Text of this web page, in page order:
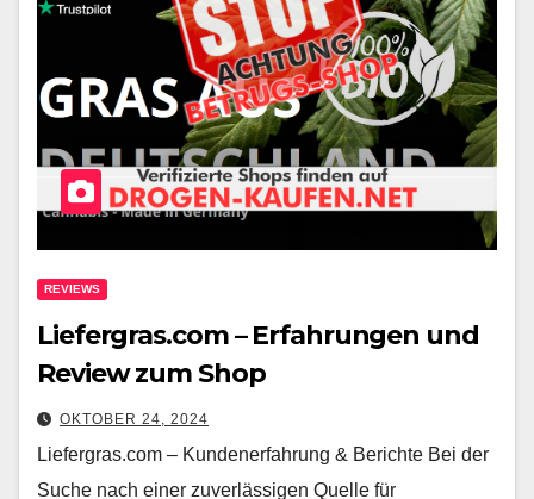
REVIEWS
Liefergras.com – Erfahrungen und
Review zum Shop
OKTOBER 24, 2024
Liefergras.com – Kundenerfahrung & Berichte Bei der
Suche nach einer zuverlässigen Quelle für